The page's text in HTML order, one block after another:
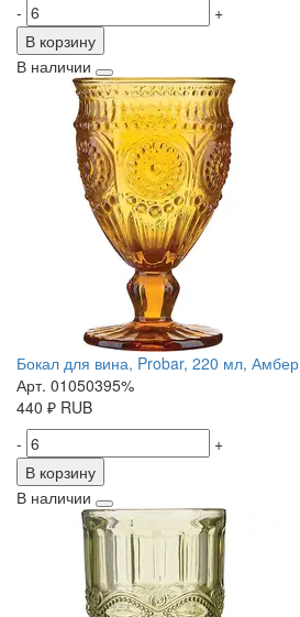
-
+
В корзину
В наличии
Бокал для вина, Probar, 220 мл, Амбер
Арт. 01050395%
440 ₽ RUB
-
+
В корзину
В наличии